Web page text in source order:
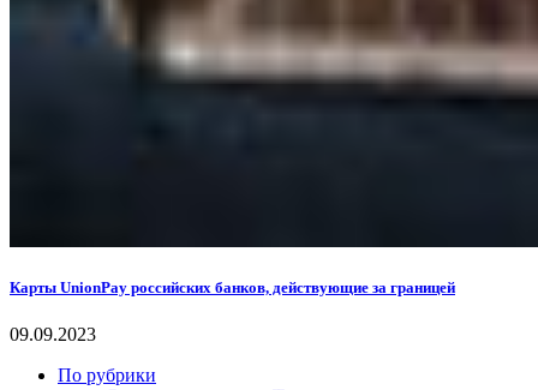
Карты UnionPay российских банков, действующие за границей
09.09.2023
По рубрики